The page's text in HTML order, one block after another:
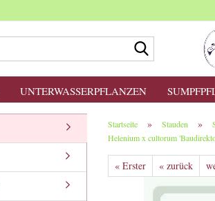
UNTERWASSERPFLANZEN
Startseite » Stauden »
Helenium x cultorum
« Erster « zurück